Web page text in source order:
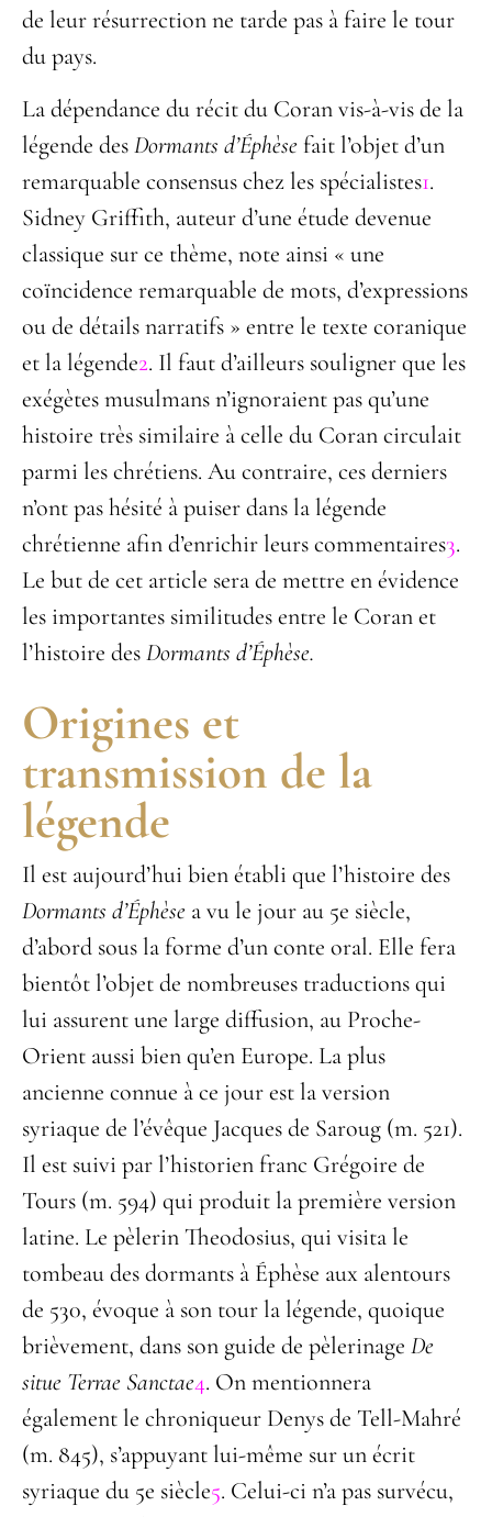
de leur résurrection ne tarde pas à faire le tour
du pays.
La dépendance du récit du Coran vis-à-vis de la
légende desDormants d’Éphèse fait l’objet d’un
remarquable consensus chez les spécialistes1.
Sidney Griffith, auteur d’une étude devenue
classique sur ce thème, note ainsi « une
coïncidence remarquable de mots, d’expressions
ou de détails narratifs » entre le texte coranique
et la légende2. Il faut d’ailleurs souligner que les
exégètes musulmans n’ignoraient pas qu’une
histoire très similaire à celle du Coran circulait
parmi les chrétiens. Au contraire, ces derniers
n’ont pas hésité à puiser dans la légende
chrétienne afin d’enrichir leurs commentaires3.
Le but de cet article sera de mettre en évidence
les importantes similitudes entre le Coran et
l’histoire desDormants d’Éphèse.
Origines et
transmission de la
légende
Il est aujourd’hui bien établi que l’histoire des
Dormants d’Éphèse a vu le jour au 5e siècle,
d’abord sous la forme d’un conte oral. Elle fera
bientôt l’objet de nombreuses traductions qui
lui assurent une large diffusion, au Proche-
Orient aussi bien qu’en Europe. La plus
ancienne connue à ce jour est la version
syriaque de l’évêque Jacques de Saroug (m. 521).
Il est suivi par l’historien franc Grégoire de
Tours (m. 594) qui produit la première version
latine. Le pèlerin Theodosius, qui visita le
tombeau des dormants à Éphèse aux alentours
de 530, évoque à son tour la légende, quoique
brièvement, dans son guide de pèlerinage De
situe Terrae Sanctae4. On mentionnera
également le chroniqueur Denys de Tell-Mahré
(m. 845), s’appuyant lui-même sur un écrit
syriaque du 5e siècle5. Celui-ci n’a pas survécu,